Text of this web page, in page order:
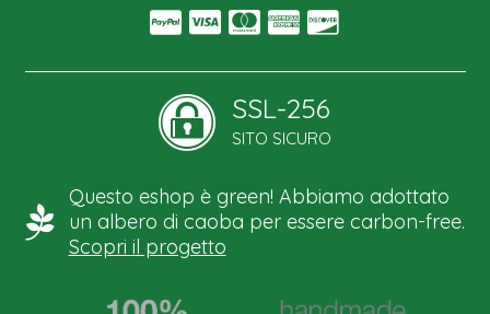
SSL-256
SITO SICURO
Questo eshop è green! Abbiamo adottato
un albero di caoba per essere carbon-free.
Scopri il progetto